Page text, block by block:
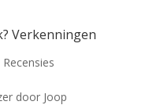
Verkenningen
Recensies
door Joop